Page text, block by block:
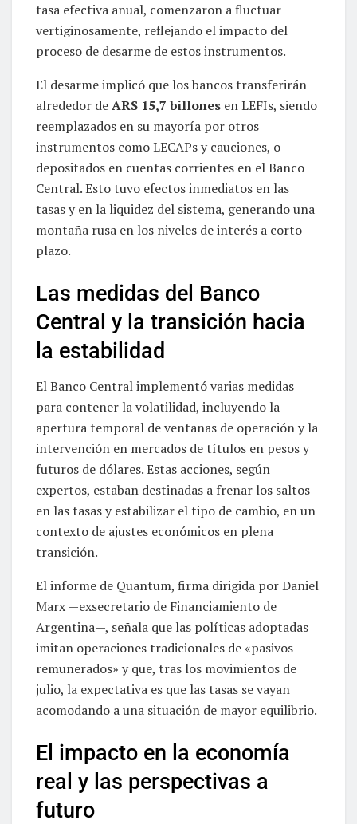
tasa efectiva anual, comenzaron a fluctuar
vertiginosamente, reflejando el impacto del
proceso de desarme de estos instrumentos.
El desarme implicó que los bancos transferirán
alrededor deARS 15,7 billones en LEFIs, siendo
reemplazados en su mayoría por otros
instrumentos como LECAPs y cauciones, o
depositados en cuentas corrientes en el Banco
Central. Esto tuvo efectos inmediatos en las
tasas y en la liquidez del sistema, generando una
montaña rusa en los niveles de interés a corto
plazo.
Las medidas del Banco
Central y la transición hacia
la estabilidad
El Banco Central implementó varias medidas
para contener la volatilidad, incluyendo la
apertura temporal de ventanas de operación y la
intervención en mercados de títulos en pesos y
futuros de dólares. Estas acciones, según
expertos, estaban destinadas a frenar los saltos
en las tasas y estabilizar el tipo de cambio, en un
contexto de ajustes económicos en plena
transición.
El informe de Quantum, firma dirigida por Daniel
Marx —exsecretario de Financiamiento de
Argentina—, señala que las políticas adoptadas
imitan operaciones tradicionales de «pasivos
remunerados» y que, tras los movimientos de
julio, la expectativa es que las tasas se vayan
acomodando a una situación de mayor equilibrio.
El impacto en la economía
real y las perspectivas a
futuro